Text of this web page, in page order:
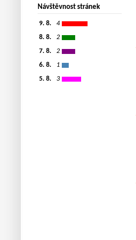
Návštěvnost stránek
9. 8.
4
8. 8.
2
7. 8.
2
6. 8.
1
5. 8.
3